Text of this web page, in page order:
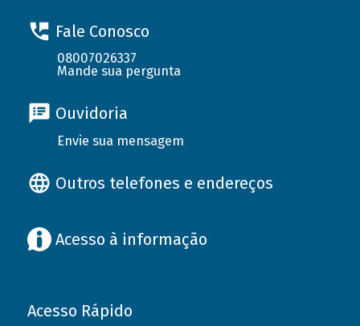
Fale Conosco
08007026337
Mande sua pergunta
Ouvidoria
Envie sua mensagem
Outros telefones e endereços
Acesso à informação
Acesso Rápido